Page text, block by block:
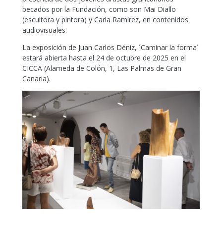
becados por la Fundación, como son Mai Diallo
(escultora y pintora) y Carla Ramírez, en contenidos
audiovisuales.
La exposición de Juan Carlos Déniz, ´Caminar la forma´
estará abierta hasta el 24 de octubre de 2025 en el
CICCA (Alameda de Colón, 1, Las Palmas de Gran
Canaria).